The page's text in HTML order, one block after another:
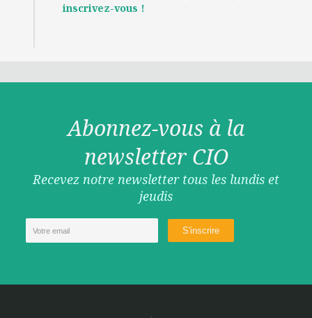
inscrivez-vous !
Abonnez-vous à la
newsletter CIO
Recevez notre newsletter tous les lundis et
jeudis